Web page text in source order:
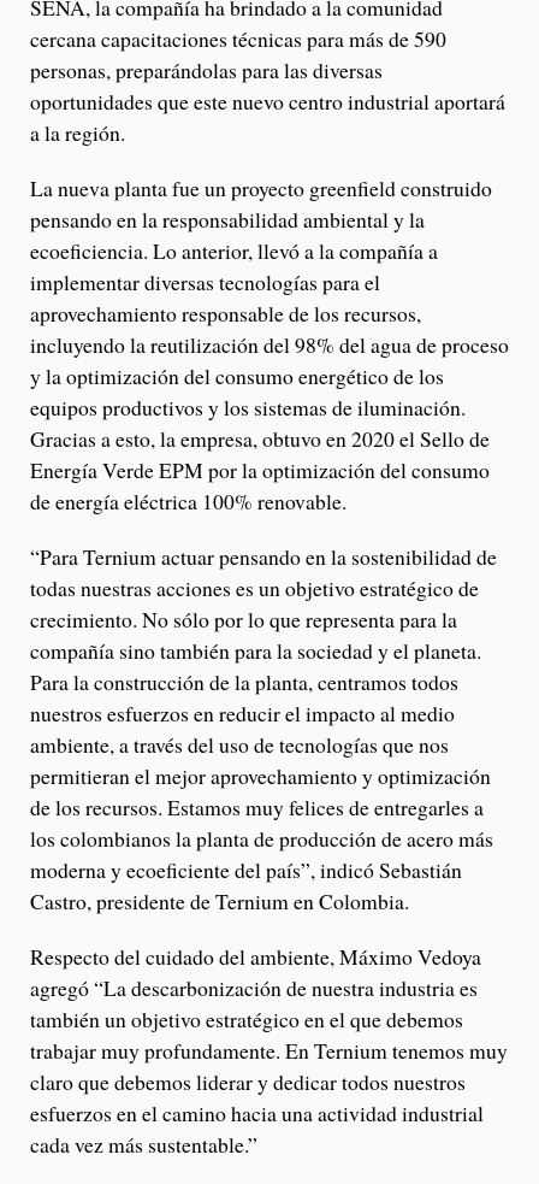
SENA, la compañía ha brindado a la comunidad
cercana capacitaciones técnicas para más de 590
personas, preparándolas para las diversas
oportunidades que este nuevo centro industrial aportará
a la región.
La nueva planta fue un proyecto greenfield construido
pensando en la responsabilidad ambiental y la
ecoeficiencia. Lo anterior, llevó a la compañía a
implementar diversas tecnologías para el
aprovechamiento responsable de los recursos,
incluyendo la reutilización del 98% del agua de proceso
y la optimización del consumo energético de los
equipos productivos y los sistemas de iluminación.
Gracias a esto, la empresa, obtuvo en 2020 el Sello de
Energía Verde EPM por la optimización del consumo
de energía eléctrica 100% renovable.
“Para Ternium actuar pensando en la sostenibilidad de
todas nuestras acciones es un objetivo estratégico de
crecimiento. No sólo por lo que representa para la
compañía sino también para la sociedad y el planeta.
Para la construcción de la planta, centramos todos
nuestros esfuerzos en reducir el impacto al medio
ambiente, a través del uso de tecnologías que nos
permitieran el mejor aprovechamiento y optimización
de los recursos. Estamos muy felices de entregarles a
los colombianos la planta de producción de acero más
moderna y ecoeficiente del país”, indicó Sebastián
Castro, presidente de Ternium en Colombia.
Respecto del cuidado del ambiente, Máximo Vedoya
agregó “La descarbonización de nuestra industria es
también un objetivo estratégico en el que debemos
trabajar muy profundamente. En Ternium tenemos muy
claro que debemos liderar y dedicar todos nuestros
esfuerzos en el camino hacia una actividad industrial
cada vez más sustentable.”